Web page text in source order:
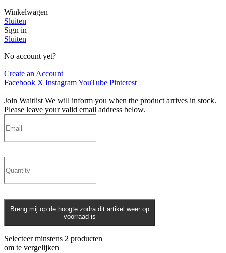
Winkelwagen
Sluiten
Sign in
Sluiten
No account yet?
Create an Account
Facebook X InstagramYouTube Pinterest
Join Waitlist We will inform you when the product arrives in stock.
Please leave your valid email address below.
Breng mij op de hoogte zodra dit artikel weer op
voorraad is
Selecteer minstens 2 producten
om te vergelijken